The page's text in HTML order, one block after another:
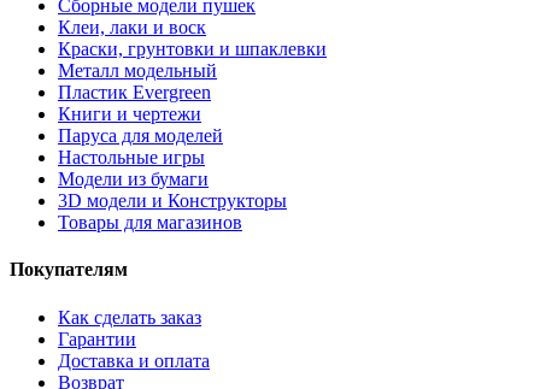
Сборные модели пушек
Клеи, лаки и воск
Краски, грунтовки и шпаклевки
Металл модельный
Пластик Evergreen
Книги и чертежи
Паруса для моделей
Настольные игры
Модели из бумаги
3D модели и Конструкторы
Товары для магазинов
Покупателям
Как сделать заказ
Гарантии
Доставка и оплата
Возврат